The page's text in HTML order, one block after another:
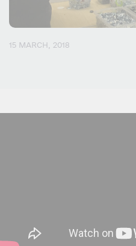
15 MARCH, 2018